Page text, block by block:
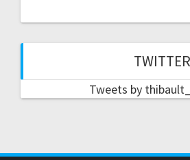
TWITTER
Tweets by